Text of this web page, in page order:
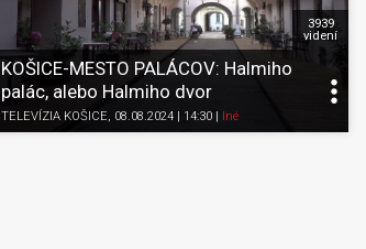
K obľúbeným
Zdieľať
KOŠICE-MESTO PALÁCOV: Halmiho
palác, alebo Halmiho dvor
TELEVÍZIA KOŠICE, 08.08.2024 | 14:30| Iné
3939
videní